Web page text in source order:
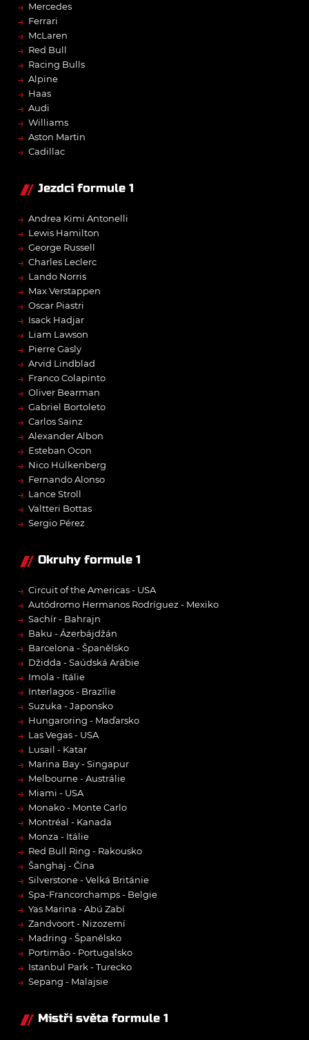
→ Mercedes
→ Ferrari
→ McLaren
→ Red Bull
→ Racing Bulls
→ Alpine
→ Haas
→ Audi
→ Williams
→ Aston Martin
→ Cadillac
Jezdci formule 1
→ Andrea Kimi Antonelli
→ Lewis Hamilton
→ George Russell
→ Charles Leclerc
→ Lando Norris
→ Max Verstappen
→ Oscar Piastri
→ Isack Hadjar
→ Liam Lawson
→ Pierre Gasly
→ Arvid Lindblad
→ Franco Colapinto
→ Oliver Bearman
→ Gabriel Bortoleto
→ Carlos Sainz
→ Alexander Albon
→ Esteban Ocon
→ Nico Hülkenberg
→ Fernando Alonso
→ Lance Stroll
→ Valtteri Bottas
→ Sergio Pérez
Okruhy formule 1
→ Circuit of the Americas - USA
→ Autódromo Hermanos Rodríguez - Mexiko
→ Sachír - Bahrajn
→ Baku - Ázerbájdžán
→ Barcelona - Španělsko
→ Džidda - Saúdská Arábie
→ Imola - Itálie
→ Interlagos - Brazílie
→ Suzuka - Japonsko
→ Hungaroring - Maďarsko
→ Las Vegas - USA
→ Lusail - Katar
→ Marina Bay - Singapur
→ Melbourne - Austrálie
→ Miami - USA
→ Monako - Monte Carlo
→ Montréal - Kanada
→ Monza - Itálie
→ Red Bull Ring - Rakousko
→ Šanghaj - Čína
→ Silverstone - Velká Británie
→ Spa-Francorchamps - Belgie
→ Yas Marina - Abú Zabí
→ Zandvoort - Nizozemí
→ Madring - Španělsko
→ Portimão - Portugalsko
→ Istanbul Park - Turecko
→ Sepang - Malajsie
Mistři světa formule 1